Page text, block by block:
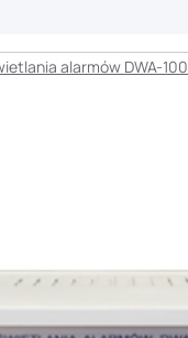
alarmów DWA-100